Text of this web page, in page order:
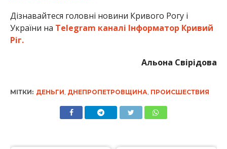
Дізнавайтеся головні новини Кривого Рогу і
України на Telegram каналі Інформатор Кривий
Ріг.
Альона Свірідова
МІТКИ: ДЕНЬГИ, ДНЕПРОПЕТРОВЩИНА, ПРОИСШЕСТВИЯ